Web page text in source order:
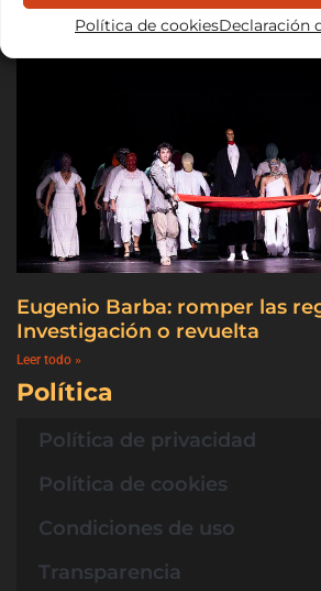
Política de cookiesDeclaración
Noticias
Eugenio Barba: romper las
Investigación o revuelta
Leer todo »
Política
Política de privacidad
Política de cookies
Condiciones de uso
Transparencia